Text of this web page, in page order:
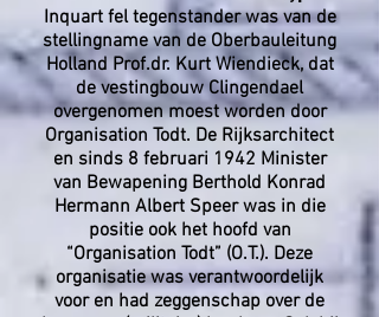
Inquart fel tegenstander was van de
stellingname van de Oberbauleitung
Holland Prof.dr. Kurt Wiendieck, dat
de vestingbouw Clingendael
overgenomen moest worden door
Organisation Todt. De Rijksarchitect
en sinds 8 februari 1942 Minister
van Bewapening Berthold Konrad
Hermann Albert Speer was in die
positie ook het hoofd van
“Organisation Todt” (O.T.). Deze
organisatie was verantwoordelijk
voor en had zeggenschap over de